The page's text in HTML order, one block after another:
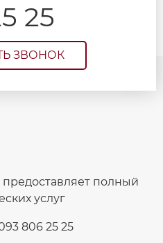
25
ЗВОНОК
полный
услуг
806 25 25